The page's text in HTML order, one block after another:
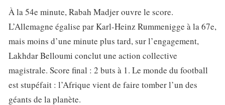
À la 54e minute, Rabah Madjer ouvre le score.
L’Allemagne égalise par Karl-Heinz Rummenigge à la 67e,
mais moins d’une minute plus tard, sur l’engagement,
Lakhdar Belloumi conclut une action collective
magistrale. Score final : 2 buts à 1. Le monde du football
est stupéfait : l’Afrique vient de faire tomber l’un des
géants de la planète.